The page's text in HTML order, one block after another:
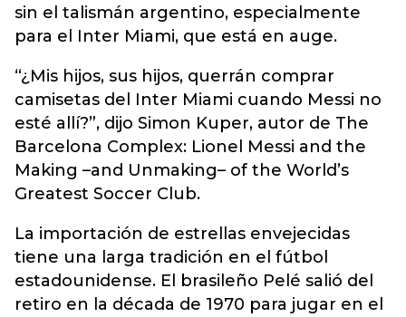
sin el talismán argentino, especialmente
para el Inter Miami, que está en auge.
“¿Mis hijos, sus hijos, querrán comprar
camisetas del Inter Miami cuando Messi no
esté allí?”, dijo Simon Kuper, autor de The
Barcelona Complex: Lionel Messi and the
Making –and Unmaking– of the World’s
Greatest Soccer Club.
La importación de estrellas envejecidas
tiene una larga tradición en el fútbol
estadounidense. El brasileño Pelé salió del
retiro en la década de 1970 para jugar en el